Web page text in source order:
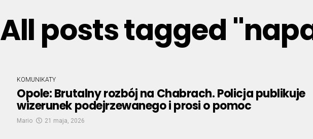
All posts tagged
KOMUNIKATY
Opole: Brutalny rozbój na Chabrach. Policja publikuje
wizerunek podejrzewanego i prosi o pomoc
Mario 21 maja, 2026